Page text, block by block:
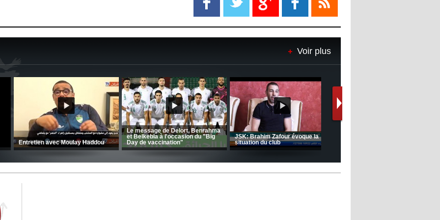
Le Barça savoure sa première
de matchs"
12:39 - 2022/11/06
Real : Les dirigeants veulent le
départ d'Hazard cet hiver
Voir plus
Le message de Delort, Benrahma
et Belkebla à l'occasion du "Big
Day de vaccination"
Entretien avec Moulay Haddou
CRB: Entretien avec Toufik
Korichi